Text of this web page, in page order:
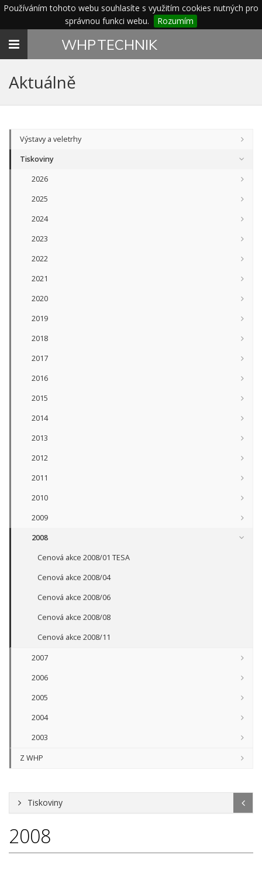
Používáním tohoto webu souhlasíte s využitím cookies nutných pro
správnou funkci webu.
Rozumím
Toggle
WHPTECHNIK
Aktuálně
Výstavy a veletrhy
Tiskoviny
2026
2025
2024
2023
2022
2021
2020
2019
2018
2017
2016
2015
2014
2013
2012
2011
2010
2009
2008
Cenová akce 2008/01 TESA
Cenová akce 2008/04
Cenová akce 2008/06
Cenová akce 2008/08
Cenová akce 2008/11
2007
2006
2005
2004
2003
Z WHP
Tiskoviny
2008